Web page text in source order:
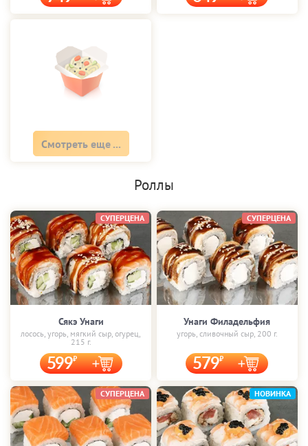
Смотреть еще ...
Роллы
Сякэ Унаги
лосось, угорь, мягкий сыр, огурец,
215 г.
599
СУПЕРЦЕНА
Унаги Филадельфия
угорь, сливочный сыр, 200 г.
579
СУПЕРЦЕНА
СУПЕРЦЕНА НОВИНКА